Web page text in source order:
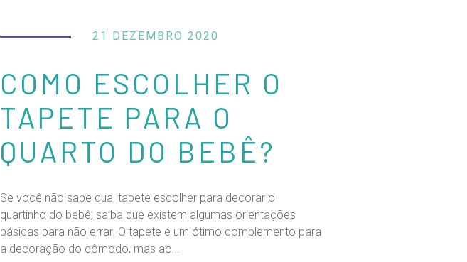
21 DEZEMBRO 2020
COMO ESCOLHER O
TAPETE PARA O
QUARTO DO BEBÊ?
Se você não sabe qual tapete escolher para decorar o
quartinho do bebê, saiba que existem algumas orientações
básicas para não errar. O tapete é um ótimo complemento para
a decoração do cômodo, mas ac...